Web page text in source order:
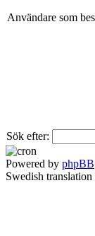
Användare som
Sök efter:
Powered by phpBB
Swedish translation